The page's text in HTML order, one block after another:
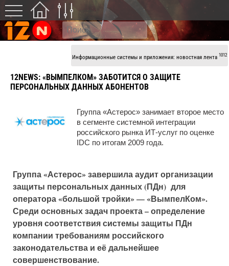
Информационные системы и приложения: новостная лента 1012
12NEWS: «ВЫМПЕЛКОМ» ЗАБОТИТСЯ О ЗАЩИТЕ
ПЕРСОНАЛЬНЫХ ДАННЫХ АБОНЕНТОВ
Группа «Астерос» занимает второе место
в сегменте системной интеграции
российского рынка ИТ-услуг по оценке
IDC по итогам 2009 года.
Группа «Астерос» завершила аудит организации
защиты персональных данных (ПДн) для
оператора «большой тройки» — «ВымпелКом».
Среди основных задач проекта – определение
уровня соответствия системы защиты ПДн
компании требованиям российского
законодательства и её дальнейшее
совершенствование.